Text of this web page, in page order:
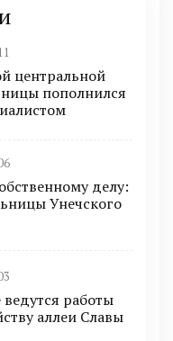
центральной
пополнился
делу:
Унечского
работы
аллеи Славы